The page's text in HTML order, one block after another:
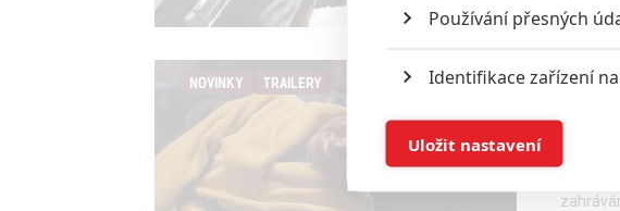
NOVINKY TRAILERY
Talk
Nový
Používání přesných
Identifikace zařízení
Ukládání a/nebo
Reklama založená na
Uložit nastavení